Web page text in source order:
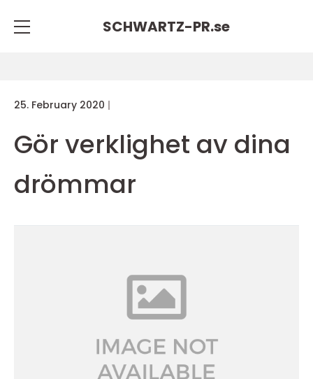
SCHWARTZ-PR.se
25. February 2020
Gör verklighet av dina
drömmar